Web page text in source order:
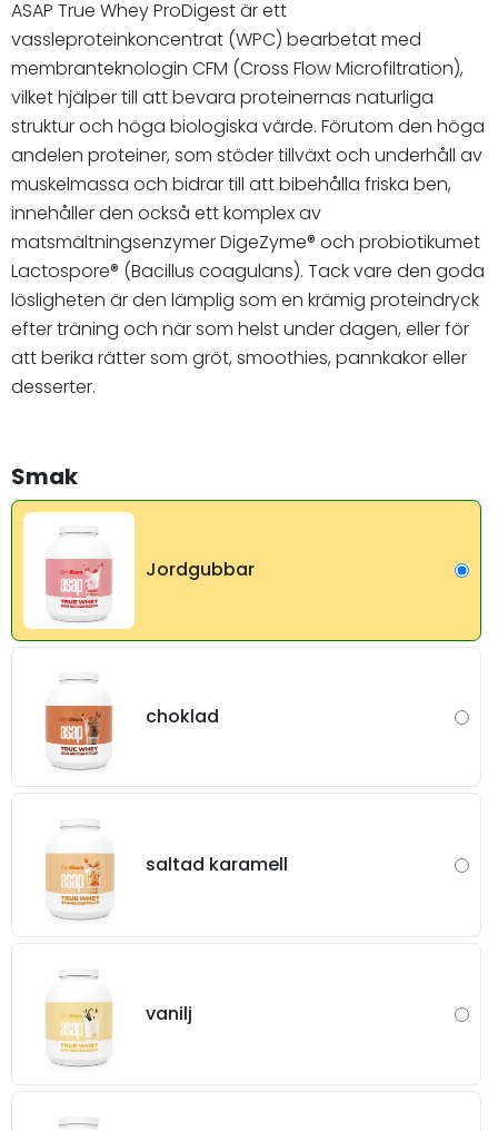
ASAP True Whey ProDigest är ett
vassleproteinkoncentrat (WPC) bearbetat med
membranteknologin CFM (Cross Flow Microfiltration),
vilket hjälper till att bevara proteinernas naturliga
struktur och höga biologiska värde. Förutom den höga
andelen proteiner, som stöder tillväxt och underhåll av
muskelmassa och bidrar till att bibehålla friska ben,
innehåller den också ett komplex av
matsmältningsenzymer DigeZyme® och probiotikumet
Lactospore® (Bacillus coagulans). Tack vare den goda
lösligheten är den lämplig som en krämig proteindryck
efter träning och när som helst under dagen, eller för
att berika rätter som gröt, smoothies, pannkakor eller
desserter.
Smak
Jordgubbar
choklad
saltad karamell
vanilj